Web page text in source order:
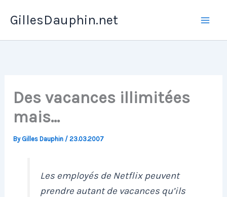
GillesDauphin.net
Des vacances illimitées
mais…
By Gilles Dauphin /23.03.2007
Les employés de Netflix peuvent
prendre autant de vacances qu’ils